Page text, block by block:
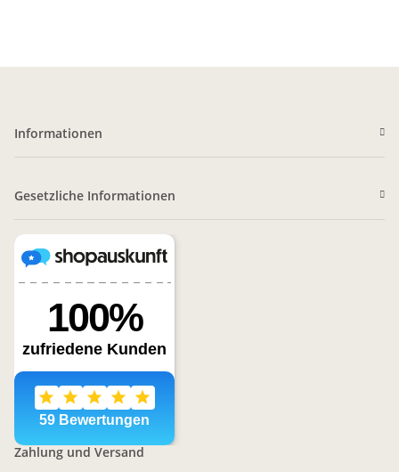
Informationen
Gesetzliche Informationen
Zahlung und Versand